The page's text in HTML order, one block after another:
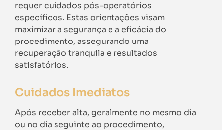
requer cuidados pós-operatórios
específicos. Estas orientações visam
maximizar a segurança e a eficácia do
procedimento, assegurando uma
recuperação tranquila e resultados
satisfatórios.
Cuidados Imediatos
Após receber alta, geralmente no mesmo dia
ou no dia seguinte ao procedimento,